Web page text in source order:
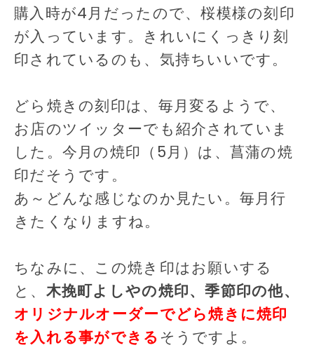
購入時が4月だったので、桜模様の刻印
が入っています。きれいにくっきり刻
印されているのも、気持ちいいです。
どら焼きの刻印は、毎月変るようで、
お店のツイッターでも紹介されていま
した。今月の焼印（5月）は、菖蒲の焼
印だそうです。
あ～どんな感じなのか見たい。毎月行
きたくなりますね。
ちなみに、この焼き印はお願いする
と、 木挽町よしやの焼印、季節印の他、
オリジナルオーダーでどら焼きに焼印
を入れる事ができる そうですよ。